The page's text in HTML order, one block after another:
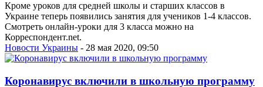
Кроме уроков для средней школы и старших классов в
Украине теперь появились занятия для учеников 1-4 классов.
Смотреть онлайн-уроки для 3 класса можно на
Корреспондент.net.
Новости Украины - 28 мая 2020, 09:50
Коронавирус включили в школьную программу